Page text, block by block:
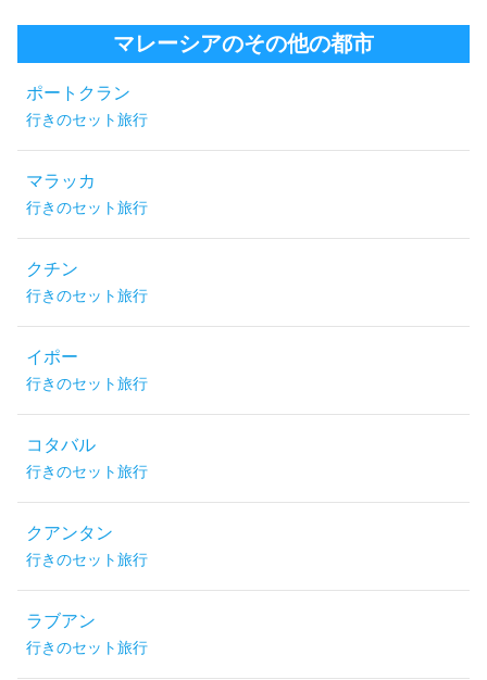
マレーシアのその他の都市
ポートクラン
行きのセット旅行
マラッカ
行きのセット旅行
クチン
行きのセット旅行
イポー
行きのセット旅行
コタバル
行きのセット旅行
クアンタン
行きのセット旅行
ラブアン
行きのセット旅行